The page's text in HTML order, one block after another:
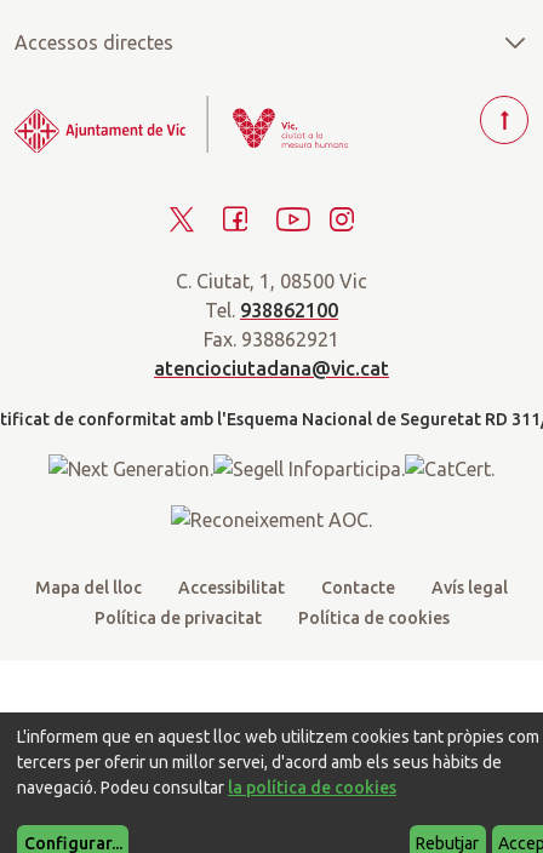
Accessos directes
i
t
t
c
e
b
o
k
Y
u
t
u
s
a
a
m
C. Ciutat, 1, 08500 Vic
Tel. 938862100
Fax. 938862921
atenciociutadana@vic.cat
Mapa del lloc Accessibilitat Contacte
Avís legal
Política de privacitat
Política de cookies
T
t
L'informem que en aquest lloc web utilitzem cookies tant pròpies com
tercers per oferir un millor servei, d'acord amb els seus hàbits de
navegació. Podeu consultar la política de cookies
Configurar... Rebutjar